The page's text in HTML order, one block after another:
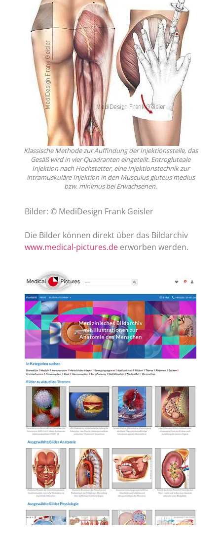
Klassische Methode zur Auffindung der Injektionsstelle, das
Gesäß wird in vier Quadranten eingeteilt. Entrogluteale
Injektion nach Hochstetter, eine Injektionstechnik zur
intramuskuläre Injektion in den Musculus gluteus medius
bzw. minimus bei Erwachsenen.
Bilder: © MediDesign Frank Geisler
Die Bilder können direkt über das Bildarchiv
www.medical-pictures.de erworben werden.